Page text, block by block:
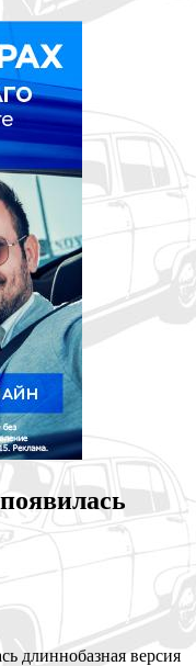
длиннобазная версия